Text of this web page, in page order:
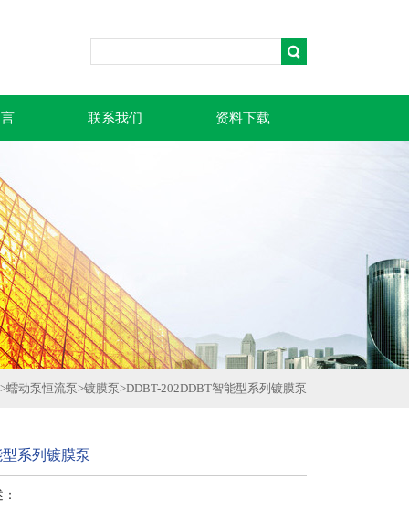
联系我们 资料下载
>蠕动泵恒流泵>镀膜泵>DDBT-202DDBT智能型系列镀膜泵
系列镀膜泵